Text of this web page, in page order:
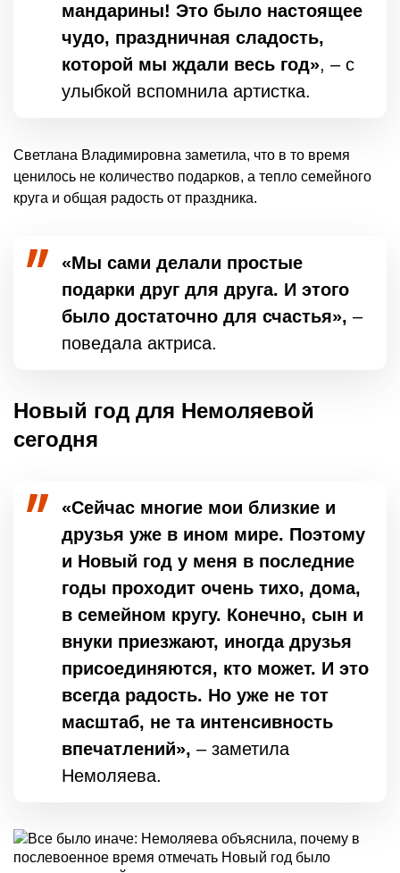
мандарины! Это было настоящее
чудо, праздничная сладость,
которой мы ждали весь год», – с
улыбкой вспомнила артистка.
Светлана Владимировна заметила, что в то время
ценилось не количество подарков, а тепло семейного
круга и общая радость от праздника.
«Мы сами делали простые
подарки друг для друга. И этого
было достаточно для счастья», –
поведала актриса.
Новый год для Немоляевой
сегодня
«Сейчас многие мои близкие и
друзья уже в ином мире. Поэтому
и Новый год у меня в последние
годы проходит очень тихо, дома,
в семейном кругу. Конечно, сын и
внуки приезжают, иногда друзья
присоединяются, кто может. И это
всегда радость. Но уже не тот
масштаб, не та интенсивность
впечатлений», – заметила
Немоляева.